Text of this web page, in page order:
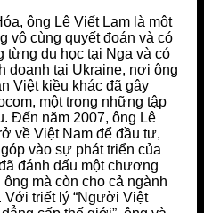
ông Lê Viết Lam là một
vô cùng quyết đoán và có
từng du học tại Nga và có
doanh tại Ukraine, nơi ông
Việt kiều khác đã gây
một trong những tập
Đến năm 2007, ông Lê
về Việt Nam để đầu tư,
vào sự phát triển của
đánh dấu một chương
mà còn cho cả ngành
Với triết lý “Người Việt